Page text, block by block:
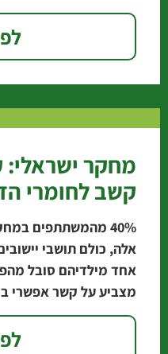
שמבקש להיפטר
מחקר ישראלי:
קשב לחומרי
‭40%‬ מהמשתתפים
אלה, כולם תושבי
אחד מילדיהם סובל
מצביע על קשר אפשרי
לבין השימוש